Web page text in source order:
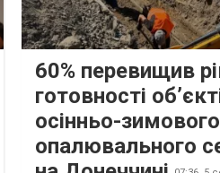
60% перевищив
готовності
осінньо-зимового
опалювального